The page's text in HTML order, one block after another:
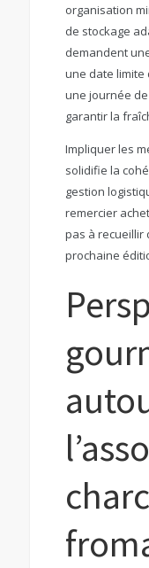
organisation
de stockage
demandent
une date limite
une journée
garantir la
Impliquer les
solidifie la
gestion
remercier
pas à recueillir
prochaine